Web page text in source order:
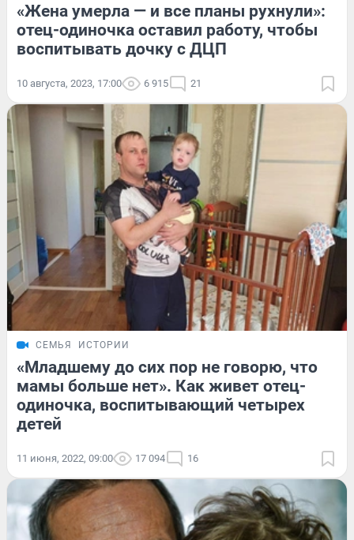
«Жена умерла — и все планы рухнули»:
отец-одиночка оставил работу, чтобы
воспитывать дочку с ДЦП
10 августа, 2023, 17:00 6 915 21
СЕМЬЯ ИСТОРИИ
«Младшему до сих пор не говорю, что
мамы больше нет». Как живет отец-
одиночка, воспитывающий четырех
детей
11 июня, 2022, 09:00 17 094 16